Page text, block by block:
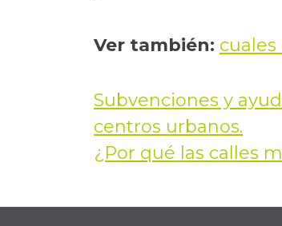
Ver también:
de
entradas
Subvenciones y
centros urbanos.
¿Por qué las calles